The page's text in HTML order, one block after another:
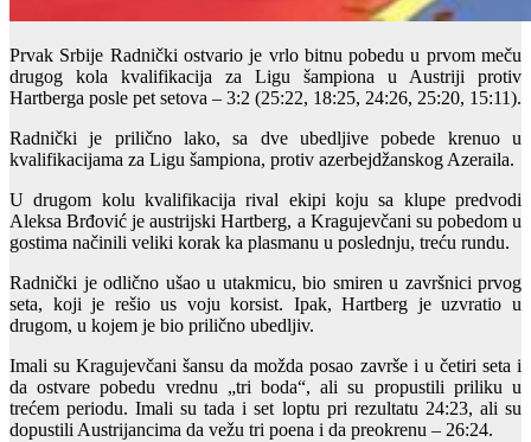
Prvak Srbije Radnički ostvario je vrlo bitnu pobedu u prvom meču
drugog kola kvalifikacija za Ligu šampiona u Austriji protiv
Hartberga posle pet setova – 3:2 (25:22, 18:25, 24:26, 25:20, 15:11).
Radnički je prilično lako, sa dve ubedljive pobede krenuo u
kvalifikacijama za Ligu šampiona, protiv azerbejdžanskog Azeraila.
U drugom kolu kvalifikacija rival ekipi koju sa klupe predvodi
Aleksa Brđović je austrijski Hartberg, a Kragujevčani su pobedom u
gostima načinili veliki korak ka plasmanu u poslednju, treću rundu.
Radnički je odlično ušao u utakmicu, bio smiren u završnici prvog
seta, koji je rešio us voju korsist. Ipak, Hartberg je uzvratio u
drugom, u kojem je bio prilično ubedljiv.
Imali su Kragujevčani šansu da možda posao završe i u četiri seta i
da ostvare pobedu vrednu „tri boda“, ali su propustili priliku u
trećem periodu. Imali su tada i set loptu pri rezultatu 24:23, ali su
dopustili Austrijancima da vežu tri poena i da preokrenu – 26:24.